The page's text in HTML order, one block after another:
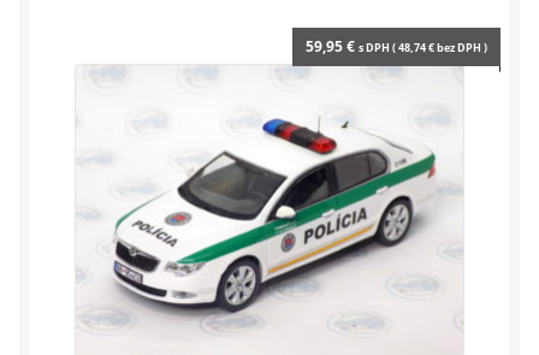
59,95€ s DPH (48,74€bez DPH )